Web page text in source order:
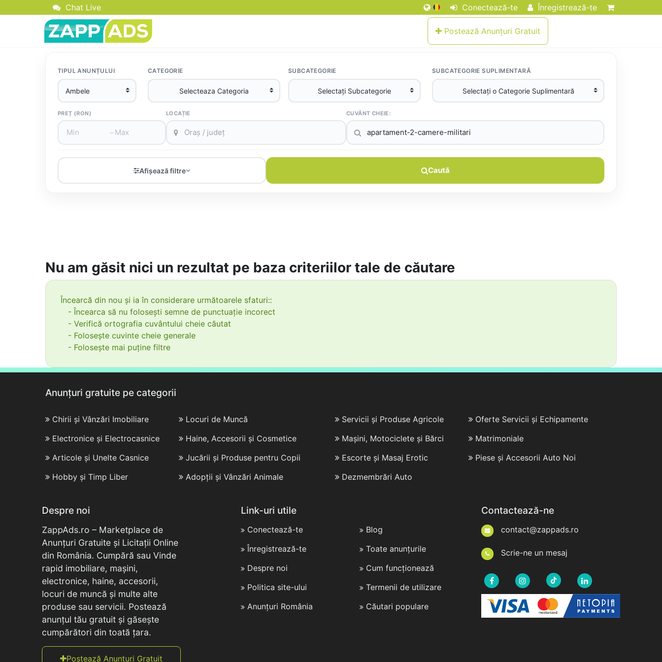
Chat Live Conectează-te Înregistrează-te
Postează Anunțuri Gratuit
TIPUL ANUNȚULUI CATEGORIE SUBCATEGORIE SUBCATEGORIE SUPLIMENTARĂ
PREȚ (RON)
–
LOCAȚIE CUVÂNT CHEIE:
Afișează filtre Caută
Nu am găsit nici un rezultat pe baza criteriilor tale de căutare
Încearcă din nou și ia în considerare următoarele sfaturi::
- Încearca să nu folosești semne de punctuație incorect
- Verifică ortografia cuvântului cheie căutat
- Folosește cuvinte cheie generale
- Folosește mai puține filtre
Anunțuri gratuite pe categorii
Chirii și Vânzări Imobiliare
Locuri de Muncă
Electronice și Electrocasnice
Haine, Accesorii și Cosmetice
Articole și Unelte Casnice
Jucării și Produse pentru Copii
Hobby și Timp Liber
Adopții și Vânzări Animale
Servicii și Produse Agricole
Oferte Servicii și Echipamente
Mașini, Motociclete și Bărci
Matrimoniale
Escorte și Masaj Erotic
Piese și Accesorii Auto Noi
Dezmembrări Auto
Despre noi
ZappAds.ro – Marketplace de
Anunțuri Gratuite și Licitații Online
din România. Cumpără sau Vinde
rapid imobiliare, mașini,
electronice, haine, accesorii,
locuri de muncă și multe alte
produse sau servicii. Postează
anunțul tău gratuit și găsește
cumpărători din toată țara.
Postează Anunțuri Gratuit
Link-uri utile
Conectează-te
Înregistrează-te
Despre noi
Politica site-ului
Anunțuri România
Blog
Toate anunțurile
Cum funcționează
Termenii de utilizare
Căutari populare
Contactează-ne
contact@zappads.ro
Scrie-ne un mesaj